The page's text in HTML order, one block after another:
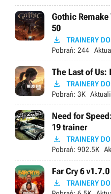
Gothic
50
 TRAINERY
Pobrań: 244
The Last of Us:
 TRAINERY
Pobrań: 3K
Need for
19 trainer
 TRAINERY
Pobrań: 902.5K
Far Cry 6
 TRAINERY